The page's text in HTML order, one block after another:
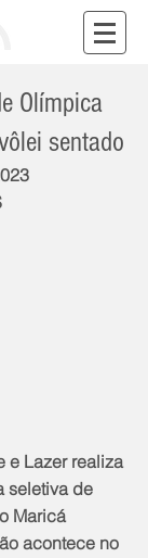
Olímpica
sentado
e Lazer realiza
seletiva de
Maricá
acontece no